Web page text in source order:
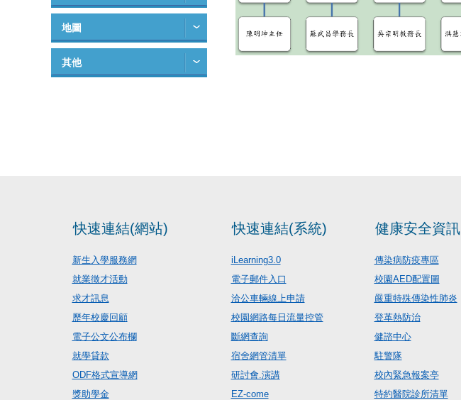
地圖
其他
快速連結(網站)
新生入學服務網
就業徵才活動
求才訊息
歷年校慶回顧
電子公文公布欄
就學貸款
ODF格式宣導網
獎助學金
快速連結(系統)
iLearning3.0
電子郵件入口
洽公車輛線上申請
校園網路每日流量控管
斷網查詢
宿舍網管清單
研討會.演講
EZ-come
健康安全資訊
傳染病防疫專區
校園AED配置圖
嚴重特殊傳染性肺炎
登革熱防治
健諮中心
駐警隊
校內緊急報案亭
特約醫院診所清單